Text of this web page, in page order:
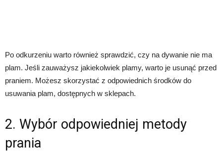
Po odkurzeniu warto również sprawdzić, czy na dywanie nie ma
plam. Jeśli zauważysz jakiekolwiek plamy, warto je usunąć przed
praniem. Możesz skorzystać z odpowiednich środków do
usuwania plam, dostępnych w sklepach.
2. Wybór odpowiedniej metody
prania